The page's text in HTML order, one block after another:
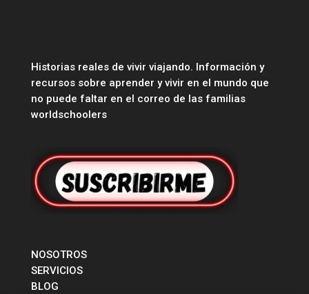
Historias reales de vivir viajando. Información y
recursos sobre aprender y vivir en el mundo que
no puede faltar en el correo de las familias
worldschoolers
NOSOTROS
SERVICIOS
BLOG